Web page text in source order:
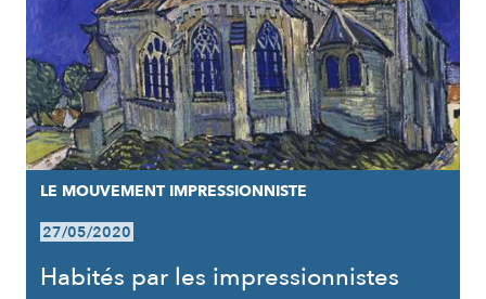
LE MOUVEMENT IMPRESSIONNISTE
27/05/2020
Habités par les impressionnistes